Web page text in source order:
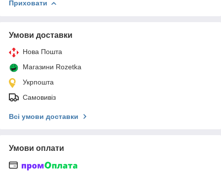
Приховати
Умови доставки
Нова Пошта
Магазини Rozetka
Укрпошта
Самовивіз
Всі умови доставки
Умови оплати